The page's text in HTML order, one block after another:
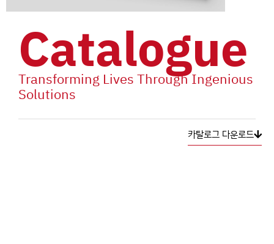
Catalogue
Transforming Lives Through Ingenious
Solutions
카탈로그 다운로드